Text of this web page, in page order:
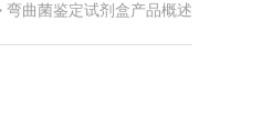
弯曲菌鉴定试剂盒产品概述